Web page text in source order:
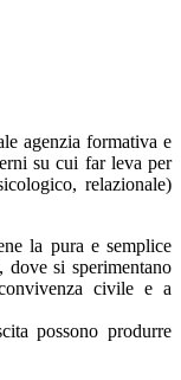
agenzia formativa e
su cui far leva per
relazionale)
la pura e semplice
si sperimentano
civile e a
possono produrre